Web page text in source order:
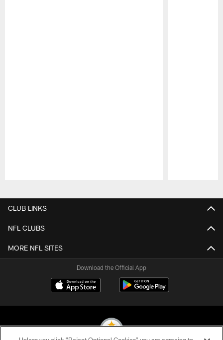
CLUB LINKS
NFL CLUBS
MORE NFL SITES
Download the Official App